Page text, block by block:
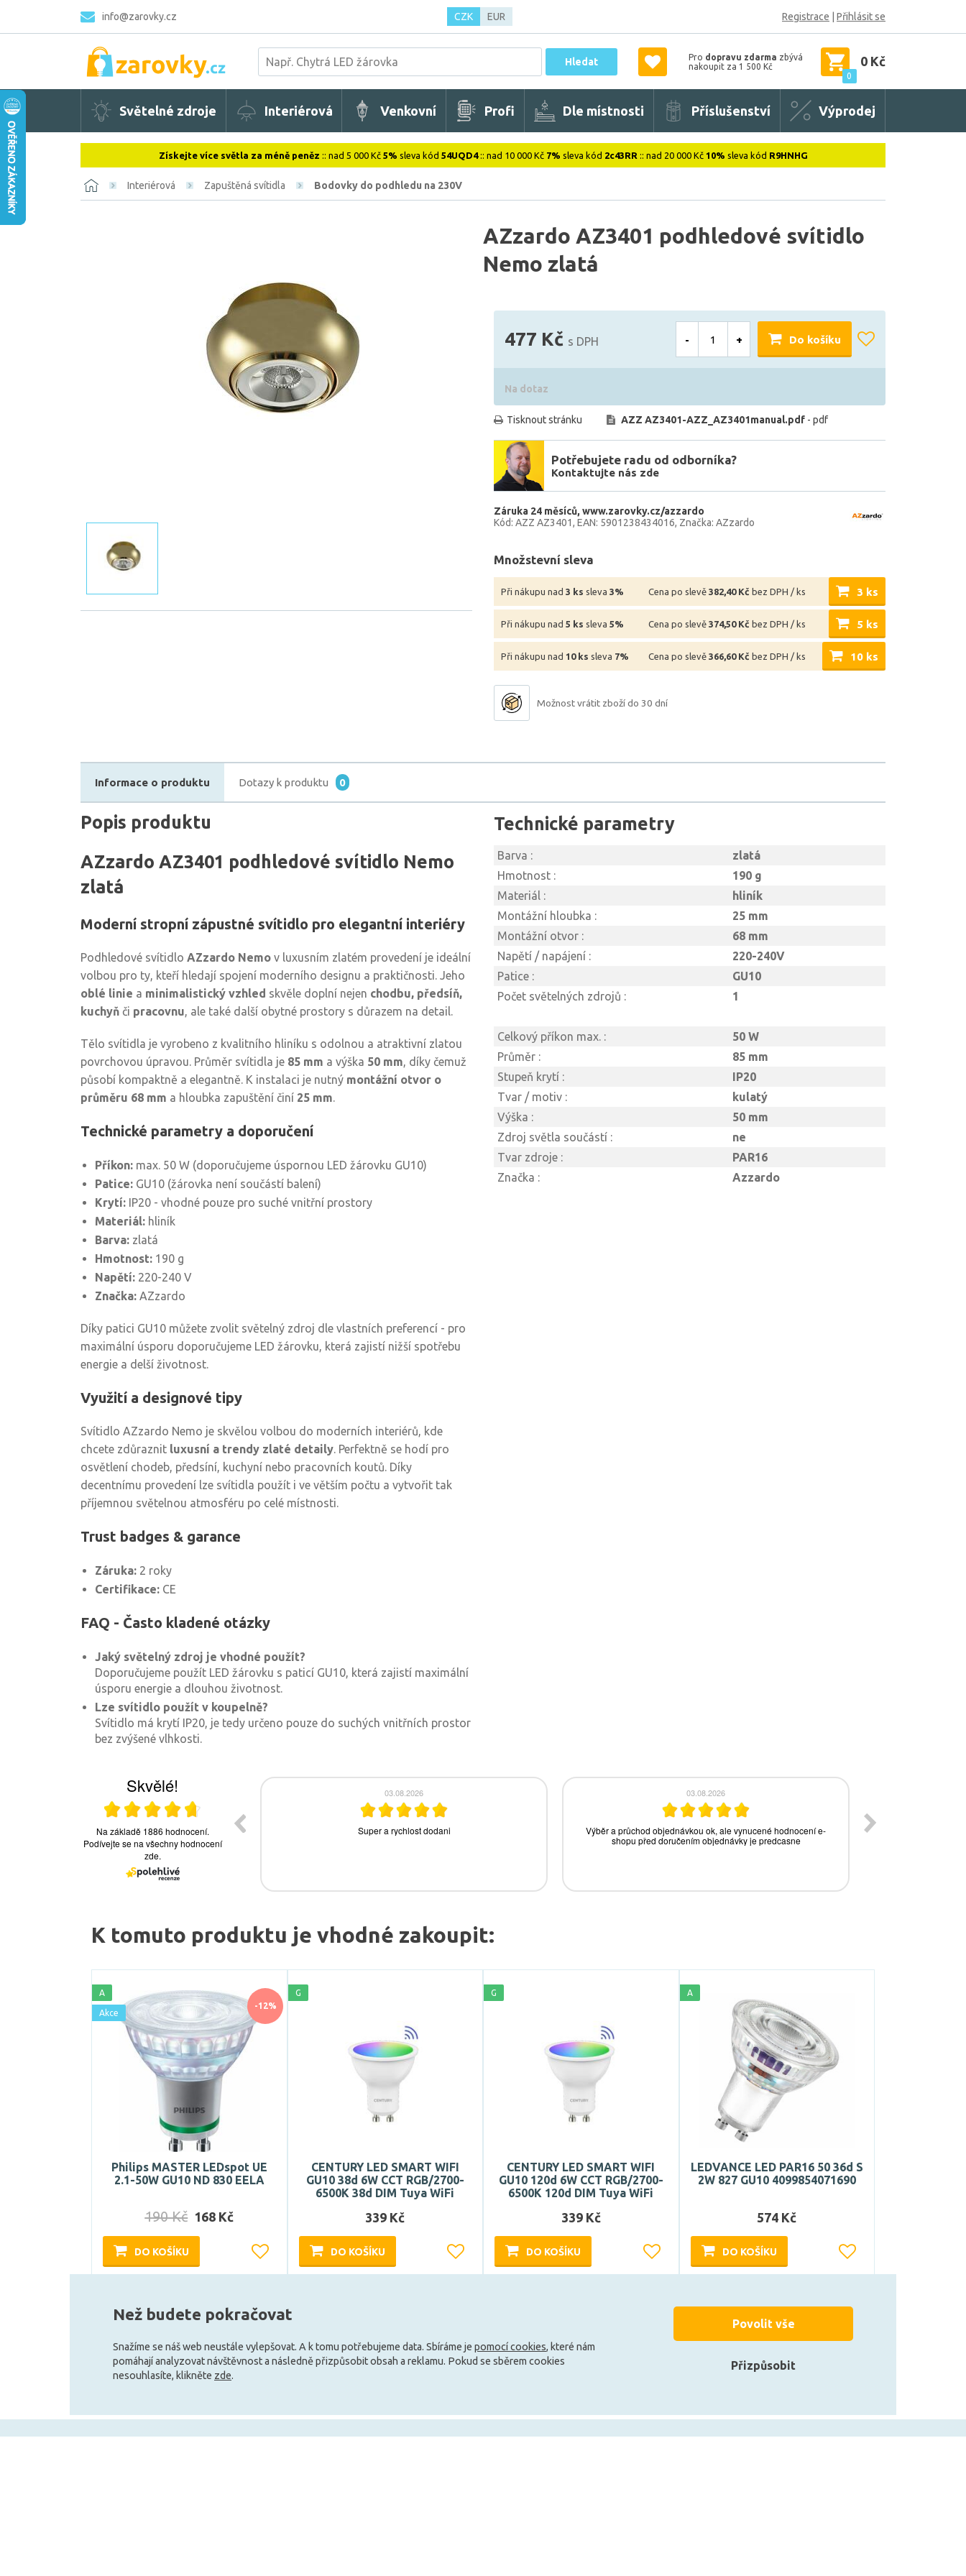
info@zarovky.cz CZK EUR Registrace Přihlásit se
Hledat Pro dopravu zdarma zbývá
nakoupit za 1 500 Kč
0
0 Kč
Světelné zdroje Interiérová Venkovní Profi Dle místnosti Příslušenství Výprodej
Získejte více světla za méně peněz :: nad 5 000 Kč 5% sleva kód 54UQD4:: nad 10 000 Kč 7% sleva kód 2c43RR :: nad 20 000 Kč 10% sleva kód R9HNHG
Interiérová Zapuštěná svítidla Bodovky do podhledu na 230V
AZzardo AZ3401 podhledové svítidlo
Nemo zlatá
477 Kč s DPH - + Do košíku
Na dotaz
Tisknout stránku AZZ AZ3401-AZZ_AZ3401manual.pdf - pdf
Potřebujete radu od odborníka?
Kontaktujte nás zde
Záruka 24 měsíců www.zarovky.cz/azzardo
Kód: AZZ AZ3401 EAN: 5901238434016 Značka: AZzardo
Množstevní sleva
Při nákupu nad 3 ks sleva 3% Cena po slevě 382,40 Kč bez DPH / ks 3 ks
Při nákupu nad 5 ks sleva 5% Cena po slevě 374,50 Kč bez DPH / ks 5 ks
Při nákupu nad 10 ks sleva 7% Cena po slevě 366,60 Kč bez DPH / ks 10 ks
Možnost vrátit zboží do 30 dní
Informace o produktu Dotazy k produktu 0
Popis produktu
AZzardo AZ3401 podhledové svítidlo Nemo
zlatá
Moderní stropní zápustné svítidlo pro elegantní interiéry
Podhledové svítidlo AZzardo Nemo v luxusním zlatém provedení je ideální
volbou pro ty, kteří hledají spojení moderního designu a praktičnosti. Jeho
oblé linie a minimalistický vzhled skvěle doplní nejen chodbu, předsíň,
kuchyň či pracovnu, ale také další obytné prostory s důrazem na detail.
Tělo svítidla je vyrobeno z kvalitního hliníku s odolnou a atraktivní zlatou
povrchovou úpravou. Průměr svítidla je 85 mm a výška 50 mm, díky čemuž
působí kompaktně a elegantně. K instalaci je nutný montážní otvor o
průměru 68 mm a hloubka zapuštění činí 25 mm.
Technické parametry a doporučení
Příkon: max. 50 W (doporučujeme úspornou LED žárovku GU10)
Patice: GU10 (žárovka není součástí balení)
Krytí: IP20 - vhodné pouze pro suché vnitřní prostory
Materiál: hliník
Barva: zlatá
Hmotnost: 190 g
Napětí: 220-240 V
Značka: AZzardo
Díky patici GU10 můžete zvolit světelný zdroj dle vlastních preferencí - pro
maximální úsporu doporučujeme LED žárovku, která zajistí nižší spotřebu
energie a delší životnost.
Využití a designové tipy
Svítidlo AZzardo Nemo je skvělou volbou do moderních interiérů, kde
chcete zdůraznit luxusní a trendy zlaté detaily. Perfektně se hodí pro
osvětlení chodeb, předsíní, kuchyní nebo pracovních koutů. Díky
decentnímu provedení lze svítidla použít i ve větším počtu a vytvořit tak
příjemnou světelnou atmosféru po celé místnosti.
Trust badges & garance
Záruka: 2 roky
Certifikace: CE
FAQ - Často kladené otázky
Jaký světelný zdroj je vhodné použít?
Doporučujeme použít LED žárovku s paticí GU10, která zajistí maximální
úsporu energie a dlouhou životnost.
Lze svítidlo použít v koupelně?
Svítidlo má krytí IP20, je tedy určeno pouze do suchých vnitřních prostor
bez zvýšené vlhkosti.
Technické parametry
Barva :
zlatá
Hmotnost :
190 g
Materiál :
hliník
Montážní hloubka :
25 mm
Montážní otvor :
68 mm
Napětí / napájení :
220-240V
Patice :
GU10
Počet světelných zdrojů :
1
Celkový příkon max. :
50 W
Průměr :
85 mm
Stupeň krytí :
IP20
Tvar / motiv :
kulatý
Výška :
50 mm
Zdroj světla součástí :
ne
Tvar zdroje :
PAR16
Značka :
Azzardo
K tomuto produktu je vhodné zakoupit:
-12%
A
Akce
Philips MASTER LEDspot UE
2.1-50W GU10 ND 830 EELA
190 Kč 168 Kč
DO KOŠÍKU
G
CENTURY LED SMART WIFI
GU10 38d 6W CCT RGB/2700-
6500K 38d DIM Tuya WiFi
339 Kč
DO KOŠÍKU
G
CENTURY LED SMART WIFI
GU10 120d 6W CCT RGB/2700-
6500K 120d DIM Tuya WiFi
339 Kč
DO KOŠÍKU
A
LEDVANCE LED PAR16 50 36d S
2W 827 GU10 4099854071690
574 Kč
DO KOŠÍKU
Načíst další
Než budete pokračovat
Snažíme se náš web neustále vylepšovat. A k tomu potřebujeme data. Sbíráme je pomocí cookies, které nám
pomáhají analyzovat návštěvnost a následně přizpůsobit obsah a reklamu. Pokud se sběrem cookies
nesouhlasíte, klikněte zde.
Přizpůsobit
Povolit vše